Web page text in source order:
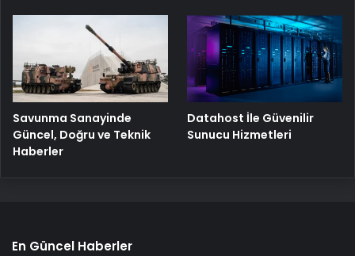
Savunma Sanayinde
Güncel, Doğru ve Teknik
Haberler
Datahost İle Güvenilir
Sunucu Hizmetleri
En Güncel Haberler